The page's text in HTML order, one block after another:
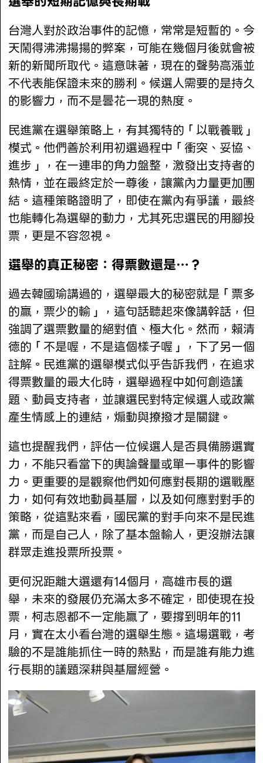
台灣人對於政治事件的記憶，常常是短暫的。今
天鬧得沸沸揚揚的弊案，可能在幾個月後就會被
新的新聞所取代。這意味著，現在的聲勢高漲並
不代表能保證未來的勝利。候選人需要的是持久
的影響力，而不是曇花一現的熱度。
民進黨在選舉策略上，有其獨特的「以戰養戰」
模式。他們善於利用初選過程中「衝突、妥協、
進步」，在一連串的角力盤整，激發出支持者的
熱情，並在最終定於一尊後，讓黨內力量更加團
結。這種策略證明了，即使在黨內有爭議，最終
也能轉化為選舉的動力，尤其死忠選民的用腳投
票，更是不容忽視。
選舉的真正秘密：得票數還是…？
過去韓國瑜講過的，選舉最大的秘密就是「票多
的贏，票少的輸」，這句話聽起來像講幹話，但
強調了選票數量的絕對值、極大化。然而，賴清
德的「不是喔，不是這個樣子喔」，下了另一個
註解。民進黨的選舉模式似乎告訴我們，在追求
得票數量的最大化時，選舉過程中如何創造議
題、動員支持者，並讓選民對特定候選人或政黨
產生情感上的連結，煽動與撩撥才是關鍵。
這也提醒我們，評估一位候選人是否具備勝選實
力，不能只看當下的輿論聲量或單一事件的影響
力。更重要的是觀察他們如何應對長期的選戰壓
力，如何有效地動員基層，以及如何應對對手的
策略，從這點來看，國民黨的對手向來不是民進
黨，而是自己人，除了基本盤輸人，更沒辦法讓
群眾走進投票所投票。
更何況距離大選還有14個月，高雄市長的選
舉，未來的發展仍充滿太多不確定，即使現在投
票，柯志恩都不一定能贏了，要撐到明年的11
月，實在太小看台灣的選舉生態。這場選戰，考
驗的不是誰能抓住一時的熱點，而是誰有能力進
行長期的議題深耕與基層經營。